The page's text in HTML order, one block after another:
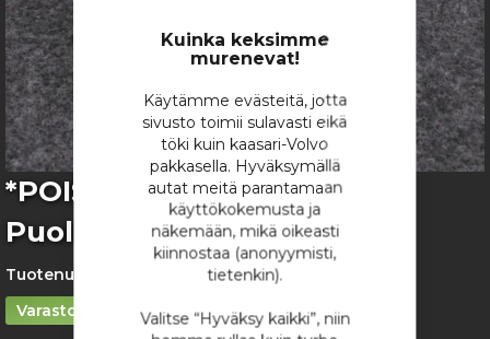
Close
Cookie
Kuinka keksimme
murenevat!
Käytämme evästeitä, jotta
sivusto toimii sulavasti eikä
töki kuin kaasari-Volvo
pakkasella. Hyväksymällä
autat meitä parantamaan
käyttökokemusta ja
näkemään, mikä oikeasti
kiinnostaa (anonyymisti,
tietenkin).
Valitse “Hyväksy kaikki”, niin
Skip
to
the
beginning
of
images
*POISTO* Huco Lyhyt VAG-
Puola
Tuotenumero:
Varastossa